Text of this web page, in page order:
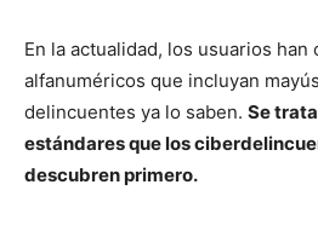
En la actualidad, los usuarios
alfanuméricos que incluyan
delincuentes ya lo saben. Se
estándares que los
descubren primero.